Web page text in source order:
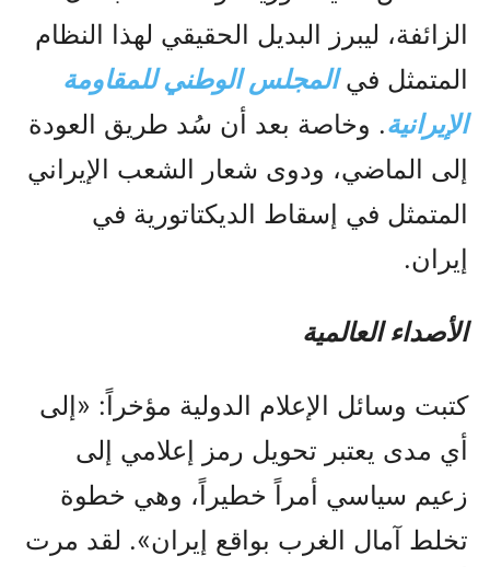
الزائفة، ليبرز البديل الحقيقي لهذا النظام
المتمثل فيالمجلس الوطني للمقاومة
الإيرانية. وخاصة بعد أن سُد طريق العودة
إلى الماضي، ودوى شعار الشعب الإيراني
المتمثل في إسقاط الديكتاتورية في
إيران.
الأصداء العالمية
كتبت وسائل الإعلام الدولية مؤخراً: «إلى
أي مدى يعتبر تحويل رمز إعلامي إلى
زعيم سياسي أمراً خطيراً، وهي خطوة
تخلط آمال الغرب بواقع إيران». لقد مرت